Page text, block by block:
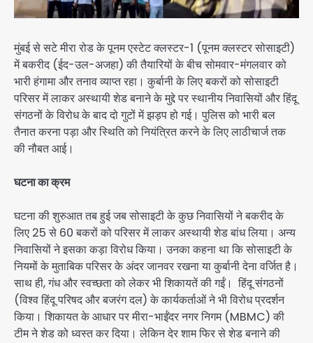
मुंबई से सटे मीरा रोड के पूनम एस्टेट क्लस्टर-1 (पूनम क्लस्टर सोसाइटी)
में बकरीद (ईद-उल-अजहा) की तैयारियों के बीच सोमवार-मंगलवार को
भारी हंगामा और तनाव व्याप्त रहा। कुर्बानी के लिए बकरों को सोसाइटी
परिसर में लाकर अस्थायी शेड बनाने के मुद्दे पर स्थानीय निवासियों और हिंदू
संगठनों के विरोध के बाद दो गुटों में झड़प हो गई। पुलिस को भारी बल
तैनात करना पड़ा और स्थिति को नियंत्रित करने के लिए लाठीचार्ज तक
की नौबत आई।
घटना का क्रम
घटना की शुरुआत तब हुई जब सोसाइटी के कुछ निवासियों ने बकरीद के
लिए 25 से 60 बकरों को परिसर में लाकर अस्थायी शेड बांध लिया। अन्य
निवासियों ने इसका कड़ा विरोध किया। उनका कहना था कि सोसाइटी के
नियमों के मुताबिक परिसर के अंदर जानवर रखना या कुर्बानी देना वर्जित है।
साथ ही, गंध और स्वच्छता को लेकर भी शिकायतें की गईं। हिंदू संगठनों
(विश्व हिंदू परिषद और बजरंग दल) के कार्यकर्ताओं ने भी विरोध प्रदर्शन
किया। शिकायत के आधार पर मीरा-भाईंदर नगर निगम (MBMC) की
टीम ने शेड को ध्वस्त कर दिया। लेकिन देर शाम फिर से शेड बनाने की